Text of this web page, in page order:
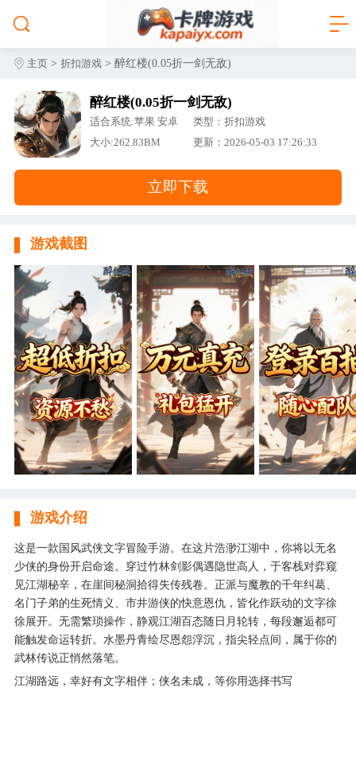
主页 >折扣游戏 > 醉红楼(0.05折一剑无敌)
醉红楼(0.05折一剑无敌)
适合系统:苹果 安卓
类型：折扣游戏
大小:262.83BM
更新：2026-05-03 17:26:33
立即下载
游戏截图
游戏介绍
这是一款国风武侠文字冒险手游。在这片浩渺江湖中，你将以无名
少侠的身份开启命途。穿过竹林剑影偶遇隐世高人，于客栈对弈窥
见江湖秘辛，在崖间秘洞拾得失传残卷。正派与魔教的千年纠葛、
名门子弟的生死情义、市井游侠的快意恩仇，皆化作跃动的文字徐
徐展开。无需繁琐操作，静观江湖百态随日月轮转，每段邂逅都可
能触发命运转折。水墨丹青绘尽恩怨浮沉，指尖轻点间，属于你的
武林传说正悄然落笔。
江湖路远，幸好有文字相伴；侠名未成，等你用选择书写